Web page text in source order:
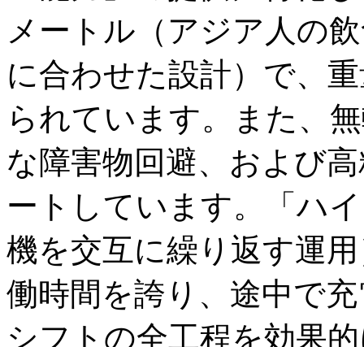
メートル（アジア人の
に合わせた設計）で、
られています。また、
な障害物回避、および
ートしています。「ハ
機を交互に繰り返す運
働時間を誇り、途中で
シフトの全工程を効果